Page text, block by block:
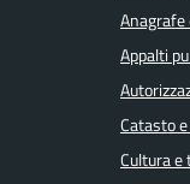
Appalti
Catasto
Cultura e